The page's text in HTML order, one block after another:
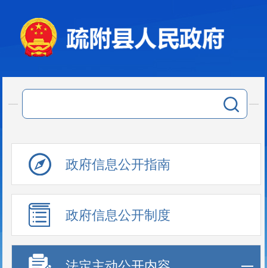
政府信息公开指南
政府信息公开制度